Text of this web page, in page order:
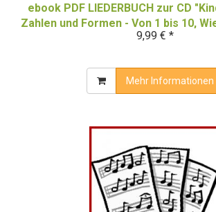
ebook PDF LIEDERBUCH zur CD
Zahlen und Formen - Von 1 bis 10,
Uhr und Geld" (Download-
9,99 € *
Mehr Informationen